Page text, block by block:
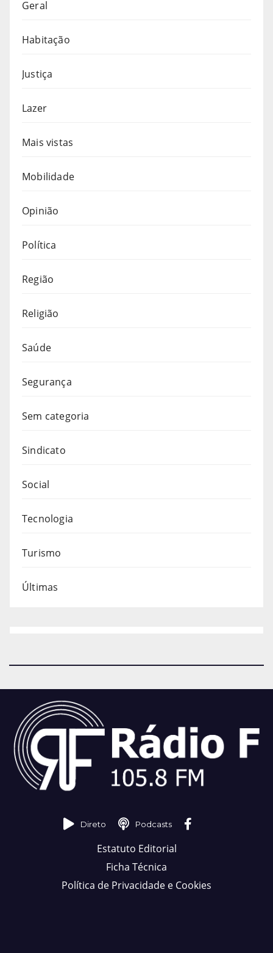
Geral
Habitação
Justiça
Lazer
Mais vistas
Mobilidade
Opinião
Política
Região
Religião
Saúde
Segurança
Sem categoria
Sindicato
Social
Tecnologia
Turismo
Últimas
Direto Podcasts
Estatuto Editorial
Ficha Técnica
Política de Privacidade e Cookies